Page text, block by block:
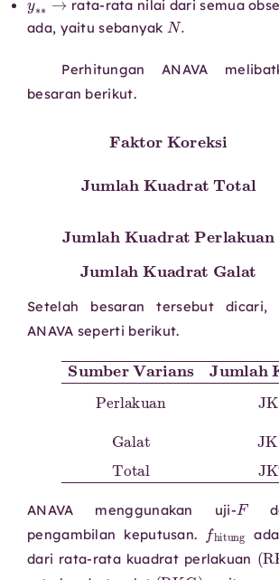
rata-rata nilai dari semua
ada, yaitu sebanyak
N.
Perhitungan ANAVA
besaran berikut.
Setelah besaran tersebut dicari,
ANAVA seperti berikut.
Sumber VariansJumlah
Derajat Kebebasan
Rata-Rata KuadratPerlakuanJKPk−1JKPk
N−kJKGN−kTotalJKT
ANAVA menggunakan uji-
pengambilan keputusan.
dari rata-rata kuadrat perlakuan
(RKG)